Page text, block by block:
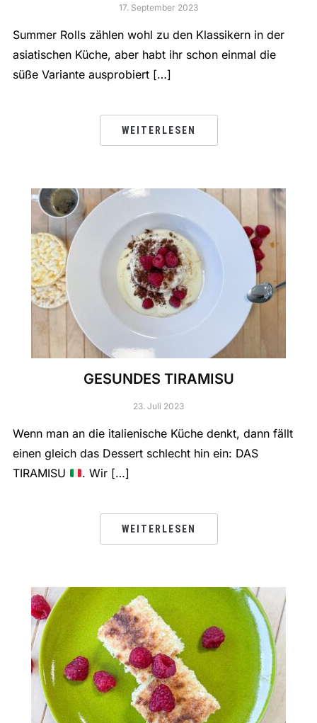
17. September 2023
Summer Rolls zählen wohl zu den Klassikern in der
asiatischen Küche, aber habt ihr schon einmal die
süße Variante ausprobiert […]
WEITERLESEN
GESUNDES TIRAMISU
23. Juli 2023
Wenn man an die italienische Küche denkt, dann fällt
einen gleich das Dessert schlecht hin ein: DAS
TIRAMISU
. Wir […]
WEITERLESEN